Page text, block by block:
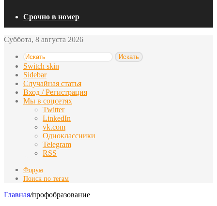
Срочно в номер
Суббота, 8 августа 2026
Искать
Switch skin
Sidebar
Случайная статья
Вход / Регистрация
Мы в соцсетях
Twitter
LinkedIn
vk.com
Одноклассники
Telegram
RSS
Форум
Поиск по тегам
Главная/профобразование